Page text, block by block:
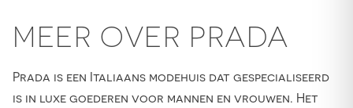
MEER OVER PRADA
Prada is een Italiaans modehuis dat gespecialiseerd
is in luxe goederen voor mannen en vrouwen. Het